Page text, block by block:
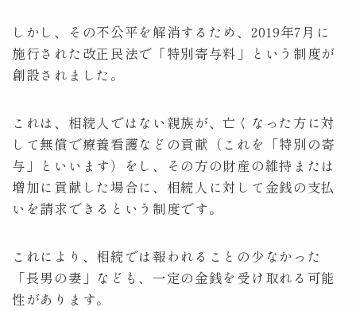
しかし、その不公平を解消するため、2019年7月に
施行された改正民法で「特別寄与料」という制度が
創設されました。
これは、相続人ではない親族が、亡くなった方に対
して無償で療養看護などの貢献（これを「特別の寄
与」といいます）をし、その方の財産の維持または
増加に貢献した場合に、相続人に対して金銭の支払
いを請求できるという制度です。
これにより、相続では報われることの少なかった
「長男の妻」なども、一定の金銭を受け取れる可能
性があります。